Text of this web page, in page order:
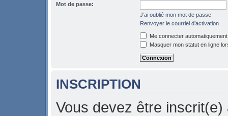
Mot de passe:
J’ai oublié mon mot de passe
Renvoyer le courriel d’activation
Me connecter
Masquer mon statut en ligne
INSCRIPTION
Vous devez être